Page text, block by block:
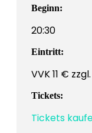
Beginn:
20:30
Eintritt:
VVK 11 €
Tickets:
Tickets